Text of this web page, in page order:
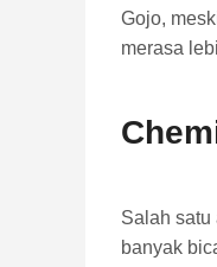
Gojo,
merasa
Salah satu
banyak